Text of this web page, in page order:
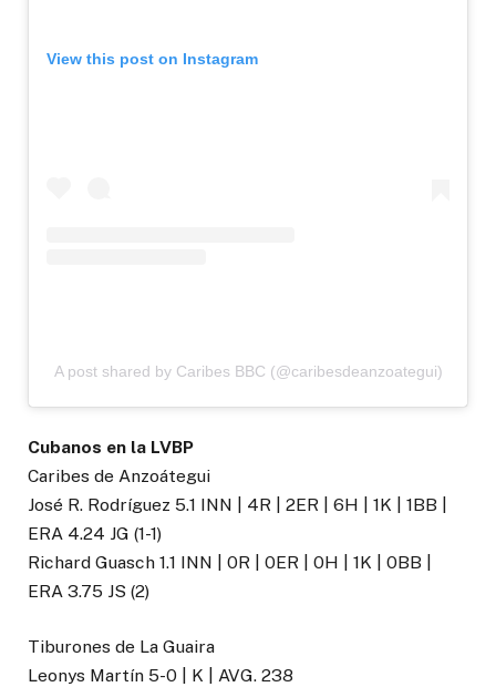
View this post on Instagram
A post shared by Caribes BBC (@caribesdeanzoategui)
Cubanos en la LVBP
Caribes de Anzoátegui
José R. Rodríguez 5.1 INN | 4R | 2ER | 6H | 1K | 1BB |
ERA 4.24 JG (1-1)
Richard Guasch 1.1 INN | 0R | 0ER | 0H | 1K | 0BB |
ERA 3.75 JS (2)
Tiburones de La Guaira
Leonys Martín 5-0 | K | AVG. 238